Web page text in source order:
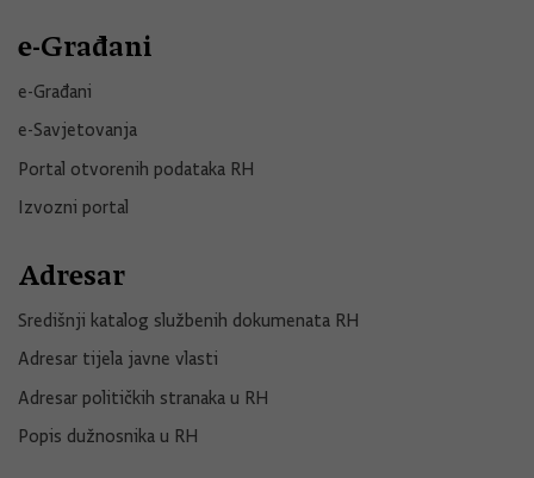
e-Građani
e-Građani
e-Savjetovanja
Portal otvorenih podataka RH
Izvozni portal
Adresar
Središnji katalog službenih dokumenata RH
Adresar tijela javne vlasti
Adresar političkih stranaka u RH
Popis dužnosnika u RH